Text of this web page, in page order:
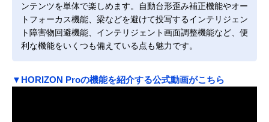
ンテンツを単体で楽しめます。自動台形歪み補正機能やオー
トフォーカス機能、梁などを避けて投写するインテリジェン
ト障害物回避機能、インテリジェント画面調整機能など、便
利な機能をいくつも備えている点も魅力です。
▼HORIZON Proの機能を紹介する公式動画がこちら